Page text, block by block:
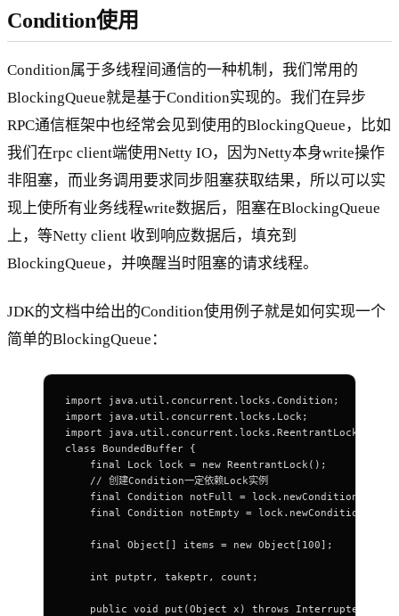
Condition使用
Condition属于多线程间通信的一种机制，我们常用的
BlockingQueue就是基于Condition实现的。我们在异步
RPC通信框架中也经常会见到使用的BlockingQueue，比如
我们在rpc client端使用Netty IO，因为Netty本身write操作
非阻塞，而业务调用要求同步阻塞获取结果，所以可以实
现上使所有业务线程write数据后，阻塞在BlockingQueue
上，等Netty client 收到响应数据后，填充到
BlockingQueue，并唤醒当时阻塞的请求线程。
JDK的文档中给出的Condition使用例子就是如何实现一个
简单的BlockingQueue：
import java.util.concurrent.locks.Condition;
import java.util.concurrent.locks.Lock;
import java.util.concurrent.locks.ReentrantLock;
class BoundedBuffer {
    final Lock lock = new ReentrantLock();
    // 创建Condition一定依赖Lock实例
    final Condition notFull = lock.newCondition();
    final Condition notEmpty = lock.newCondition();
    final Object[] items = new Object[100];
    int putptr, takeptr, count;
public void put(Object x) throws